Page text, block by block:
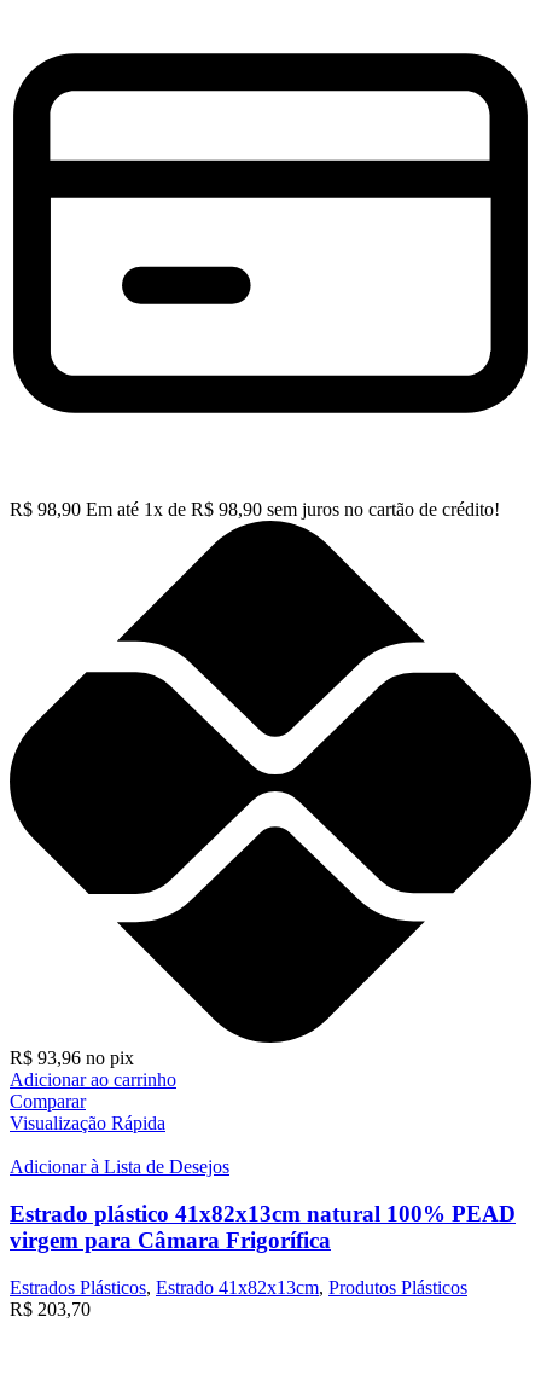
R$ 98,90 Em até 1x de R$ 98,90 sem juros no cartão de crédito!
R$ 93,96 no pix
Adicionar ao carrinho
Comparar
Visualização Rápida
Adicionar à Lista de Desejos
Estrado plástico 41x82x13cm natural 100% PEAD
virgem para Câmara Frigorífica
Estrados Plásticos, Estrado 41x82x13cm, Produtos Plásticos
R$ 203,70